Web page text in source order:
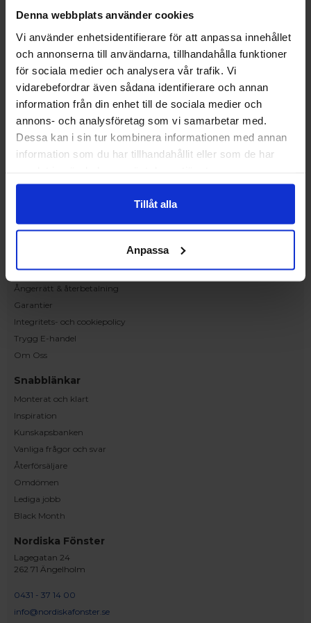
Denna webbplats använder cookies
Vi använder enhetsidentifierare för att anpassa innehållet
och annonserna till användarna, tillhandahålla funktioner
för sociala medier och analysera vår trafik. Vi
vidarebefordrar även sådana identifierare och annan
information från din enhet till de sociala medier och
annons- och analysföretag som vi samarbetar med.
Dessa kan i sin tur kombinera informationen med annan
information som du har tillhandahållit eller som de har
Tillåt alla
Anpassa
hos Victrix inredarna.
Ranhammarsvägen 20E
168 67 Bromma
Kundservice
Kontakta oss
Beställning och offert
Leverans
Reklamation
Monteringsanvisningar
Handla på Nordiska Fönster
Betalnings & leveransvillkor
Ångerrätt & återbetalning
Garantier
Integritets- och cookiepolicy
Trygg E-handel
Om Oss
Snabblänkar
Monterat och klart
Inspiration
Kunskapsbanken
Vanliga frågor och svar
Återförsäljare
Omdömen
Lediga jobb
Black Month
Nordiska Fönster
Lagegatan 24
262 71 Ängelholm
0431 - 37 14 00
info@nordiskafonster.se